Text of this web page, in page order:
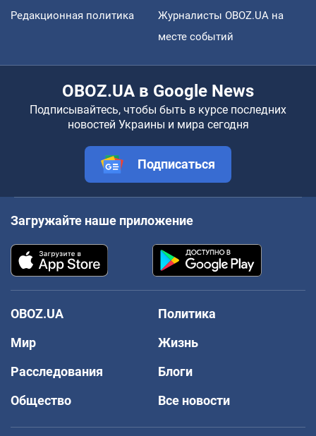
Редакционная политика
Журналисты OBOZ.UA на
месте событий
OBOZ.UA в Google News
Подписывайтесь, чтобы быть в курсе последних
новостей Украины и мира сегодня
Подписаться
Загружайте наше приложение
OBOZ.UA
Политика
Мир
Жизнь
Расследования
Блоги
Общество
Все новости